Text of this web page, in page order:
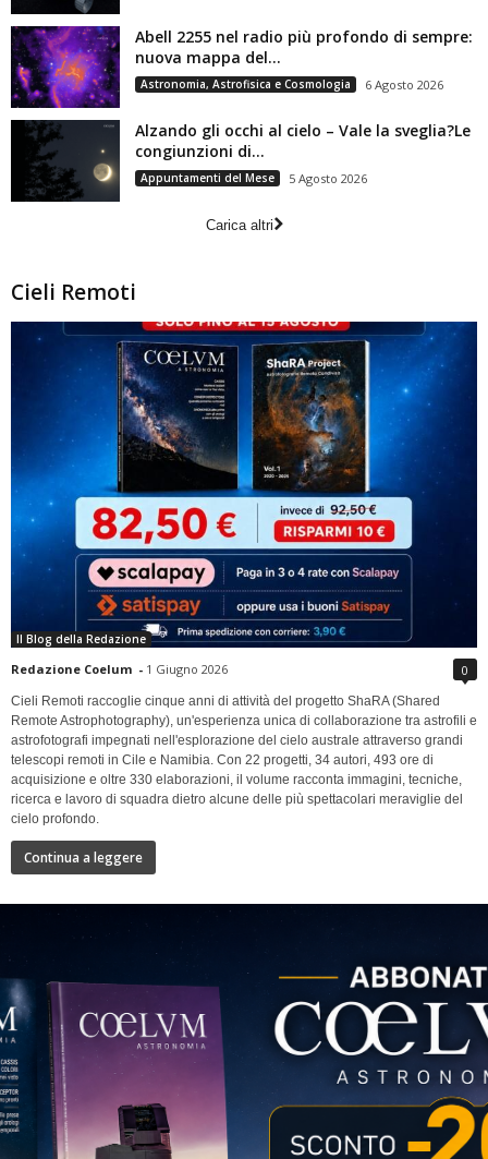
Abell 2255 nel radio più profondo di sempre:
nuova mappa del...
Astronomia, Astrofisica e Cosmologia 6 Agosto 2026
Alzando gli occhi al cielo – Vale la sveglia?Le
congiunzioni di...
Appuntamenti del Mese 5 Agosto 2026
Carica altri
Cieli Remoti
Il Blog della Redazione
Redazione Coelum - 1 Giugno 2026 0
Cieli Remoti raccoglie cinque anni di attività del progetto ShaRA (Shared
Remote Astrophotography), un'esperienza unica di collaborazione tra astrofili e
astrofotografi impegnati nell'esplorazione del cielo australe attraverso grandi
telescopi remoti in Cile e Namibia. Con 22 progetti, 34 autori, 493 ore di
acquisizione e oltre 330 elaborazioni, il volume racconta immagini, tecniche,
ricerca e lavoro di squadra dietro alcune delle più spettacolari meraviglie del
cielo profondo.
Continua a leggere